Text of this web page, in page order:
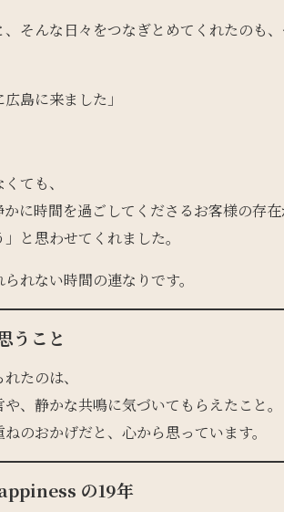
そんな日々をつなぎとめてくれたのも、
島に来ました」
ても、
に時間を過ごしてくださるお客様の存在
」と思わせてくれました。
れない時間の連なりです。
うこと
たのは、
、静かな共鳴に気づいてもらえたこと。
のおかげだと、心から思っています。
の19年